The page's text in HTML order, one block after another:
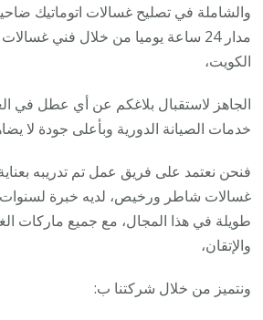
والشاملة في تصليح غسالات اتوماتيك
مدار 24 ساعة يوميا من خلال فني
الكويت،
الجاهز لاستقبال بلاغكم عن أي عطل في
خدمات الصيانة الدورية وبأعلى جودة لا
فنحن نعتمد على فريق عمل تم تدريبه
غسالات شاطر ورخيص، لديه خبرة لسنوات
طويلة في هذا المجال، مع جميع ماركات
والإتقان،
ونتميز من خلال شركتنا ب: